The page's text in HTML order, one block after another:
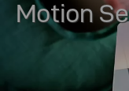
Motion